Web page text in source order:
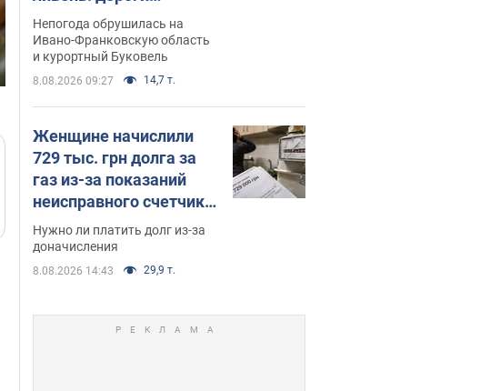
превратились в реки.
Видео
Непогода обрушилась на
Ивано-Франковскую область
и курортный Буковель
8.08.2026 09:27 14,7 т.
Женщине начислили
729 тыс. грн долга за
газ из-за показаний
неисправного счетчика:
судья вынес
неожиданное решение
Нужно ли платить долг из-за
доначисления
8.08.2026 14:43 29,9 т.